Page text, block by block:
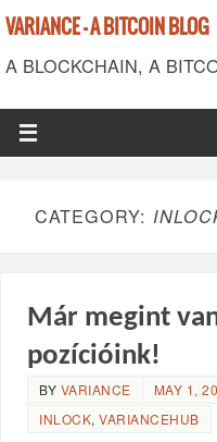
VARIANCE - A BITCOIN BLOG
A BLOCKCHAIN, A
CATEGORY:
Már megint
pozícióink!
BY VARIANCE
MAY 1,
INLOCK,VARIANCEHUB